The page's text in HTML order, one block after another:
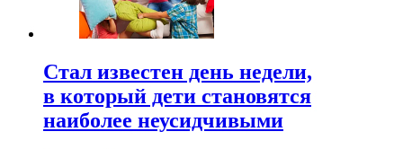
Стал известен день недели,
в который дети становятся
наиболее неусидчивыми